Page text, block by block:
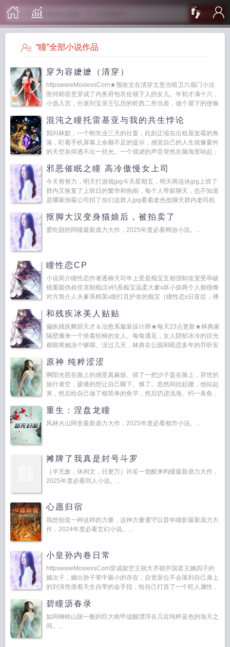
搜 索
“瞳”全部小说作品
穿为容嬷嬷（清穿）
httpswwwMoxiexsCom★预收文在清穿文里当暗卫六扇门小法
医特助容意穿成了内务府包衣佐领下人的女儿。年初才满十六，
小选入宫，分派到宝亲王弘历的乾西二所当差，做个屋下的使唤
混沌之瞳托雷基亚与我的共生悖论
我叫林默，一个刚失业三天的社畜，此刻正缩在出租屋发霉的角
落，盯着手机屏幕上余额不足的提示，感觉自己的人生就像窗外
的天空灰得透不出一丝光。一个戏谑的声音突然在脑海里响起，
邪恶催眠之瞳 高冷傲慢女上司
今天努努力，明天打游戏jpg今天星期五，明天两连休jpg上班了
群内又恢复了上班日的繁华和热闹，每个人带薪聊天，也不知道
是哪家倒霉公司招了你们这群人jpg看着老色批聊天群内老司机
抠脚大汉变身猫娘后，被拍卖了
爱吃甜的阿瞳最新鼎力大作，2025年度必看网游小说。...
瞳性恋CP
小说简介瞳性恋作者逐柳天司年上受是痴宝互相强制攻宠受乖破
镜重圆伪叔侄克制痴汉x钓系痴宝温柔大爹x坏小孩两个人都很馋
对方简介人夫爹系精英x能打且护攻的痴宝［瞳性恋x日盲症，傅
和残疾冰美人贴贴
偏执残疾舞蹈天才＆治愈系服装设计师★每天23点更新★林典家
隔壁搬来一个坐着轮椅的女人。每每遇见，女人阴郁冰冷的目光
都能将她冻个哆嗦。没过几天，林典在公园和暗恋多年的乔听安
林...
原神 纯粹涩涩
啊阳光照在脸上的感受真麻烦。抓了一把沙子盖在脸上，异世的
旅行者空，疲倦的想让自己睡下。饿了。忽然间抬起腰，他站起
来，然后给自己做了根简单的鱼竿，然后扔进浅海。钓一条鱼，
重生：涅盘龙瞳
风林火山阿舍最新鼎力大作，2025年度必看都市小说。...
摊牌了我真是封号斗罗
［半无敌，休闲文，日更万］许笙一觉醒来昀瞳最新鼎力大作，
2025年度必看同人小说。...
心愿归宿
我想创造一种这样的力量，这种力量遵守以昔年瞳影最新鼎力大
作，2024年度必看玄幻小说。...
小皇孙内卷日常
httpswwwMoxiexsCom穿成架空王朝大齐朝开国君主嫡四子的
嫡次子，嫡出孙子辈中最小的存在，自觉皇位不会落到自己身上
的刘演凭借着天生自带的金手指，给自己打造了一个旺人属性，
碧瞳沥春录
如同钢铁山脉一般的巨大铁甲战舰漂浮在几近纯粹蓝色的海天之
间。...